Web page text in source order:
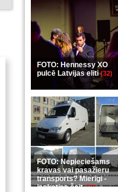
FOTO: Hennessy XO
pulcē Latvijas eliti(32)
FOTO: Nepieciešams
kravas vai pasažieru
transports? Mierīgi -
ieskaties šeit(35)